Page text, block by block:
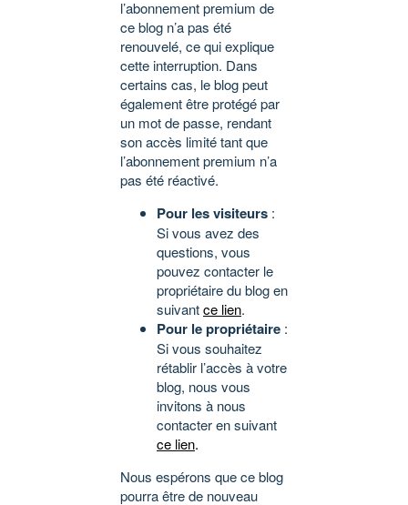
l’abonnement premium de
ce blog n’a pas été
renouvelé, ce qui explique
cette interruption. Dans
certains cas, le blog peut
également être protégé par
un mot de passe, rendant
son accès limité tant que
l’abonnement premium n’a
pas été réactivé.
Pour les visiteurs :
Si vous avez des
questions, vous
pouvez contacter le
propriétaire du blog en
suivantce lien.
Pour le propriétaire :
Si vous souhaitez
rétablir l’accès à votre
blog, nous vous
invitons à nous
contacter en suivant
ce lien.
Nous espérons que ce blog
pourra être de nouveau